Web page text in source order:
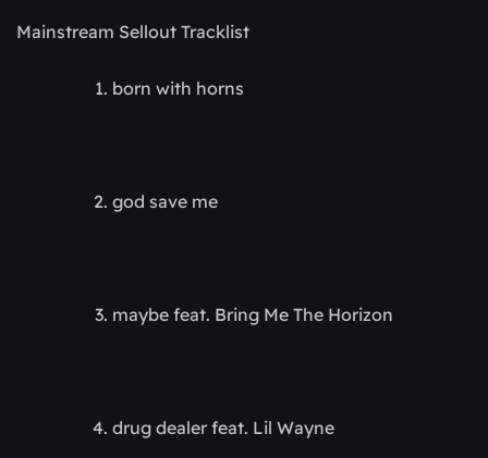
Mainstream Sellout Tracklist
born with horns
god save me
maybe feat. Bring Me The Horizon
drug dealer feat. Lil Wayne